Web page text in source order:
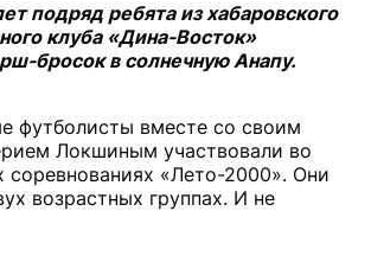
подряд ребята из хабаровского
клуба «Дина-Восток»
бросок в солнечную Анапу.
футболисты вместе со своим
Локшиным участвовали во
соревнованиях «Лето-2000». Они
возрастных группах. И не